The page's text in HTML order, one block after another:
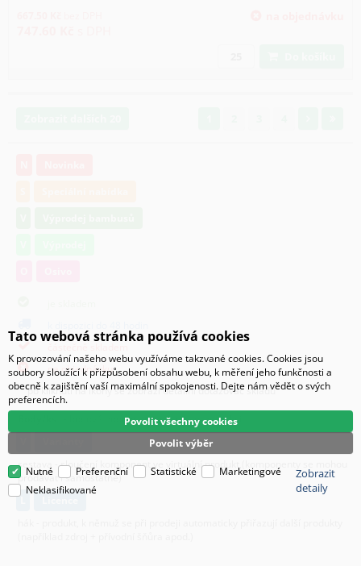
na objednávku
po kliknutí na ikony se zobrazí detailní dotazovač skladu
- bodová hodnota produktu v promoakci;
sestava - sloučení komponent ve virtuální produkt,(komponenty se mohou
prodávat i samostatně)
Tato webová stránka používá cookies
K provozování našeho webu využíváme takzvané cookies. Cookies jsou
soubory sloužící k přizpůsobení obsahu webu, k měření jeho funkčnosti a
obecně k zajištění vaší maximální spokojenosti. Dejte nám vědět o svých
preferencích.
Povolit výběr
Povolit všechny cookies
Nutné Preferenční Statistické
Marketingové
Neklasifikované
Zobrazit
detaily